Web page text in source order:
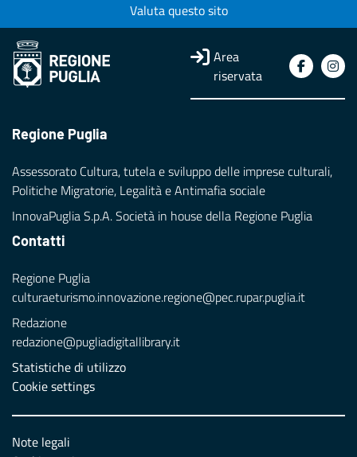
Valuta questo sito
Area
riservata
Regione Puglia
Assessorato Cultura, tutela e sviluppo delle imprese culturali,
Politiche Migratorie, Legalità e Antimafia sociale
InnovaPuglia S.p.A. Società in house della Regione Puglia
Contatti
Regione Puglia
culturaeturismo.innovazione.regione@pec.rupar.puglia.it
Redazione
redazione@pugliadigitallibrary.it
Statistiche di utilizzo
Cookie settings
Note legali